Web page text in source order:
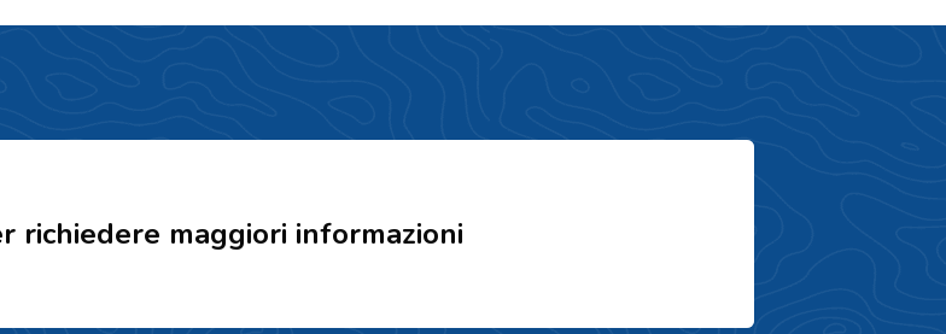
richiedere maggiori informazioni